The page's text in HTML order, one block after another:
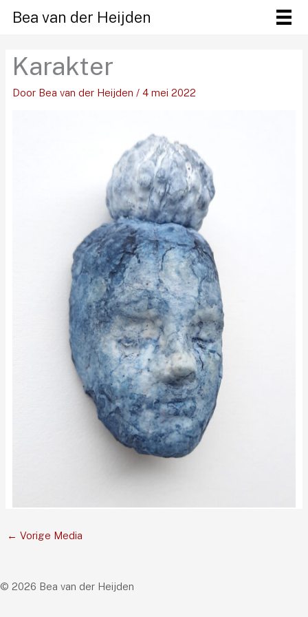
naar
inhoud
Bea van der Heijden
Karakter
Door Bea van der Heijden / 4 mei 2022
← Vorige Media
© 2026 Bea van der Heijden